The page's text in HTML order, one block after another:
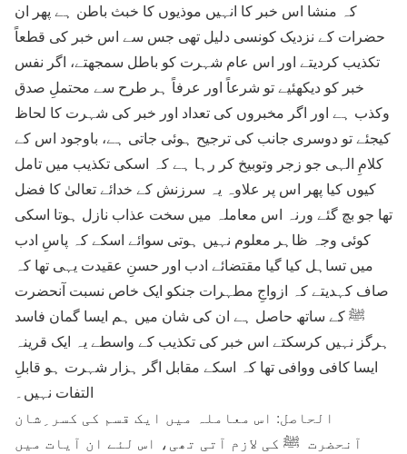
کہ منشا اس خبر کا انہیں موذیوں کا خبث باطن ہے پھر ان
حضرات کے نزدیک کونسی دلیل تھی جس سے اس خبر کی قطعاً
تکذیب کردیتے اور اس عام شہرت کو باطل سمجھتے، اگر نفس
خبر کو دیکھئیے تو شرعاً اور عرفاً ہر طرح سے محتملِ صدق
وکذب ہے اور اگر مخبروں کی تعداد اور خبر کی شہرت کا لحاظ
کیجئے تو دوسری جانب کی ترجیح ہوئی جاتی ہے، باوجود اس کے
کلامِ الہی جو زجر وتوبیخ کر رہا ہے کہ اسکی تکذیب میں تامل
کیوں کیا پھر اس پر علاوہ یہ سرزنش کے خدائے تعالیٰ کا فضل
تھا جو بچ گئے ورنہ اس معاملہ میں سخت عذاب نازل ہوتا اسکی
کوئی وجہ ظاہر معلوم نہیں ہوتی سوائے اسکے کہ پاسِ ادب
میں تساہل کیا گیا مقتضائے ادب اور حسنِ عقیدت یہی تھا کہ
صاف کہدیتے کہ ازواجِ مطہرات جنکو ایک خاص نسبت آنحضرت
ﷺ کے ساتھ حاصل ہے ان کی شان میں ہم ایسا گمان فاسد
ہرگز نہیں کرسکتے اس خبر کی تکذیب کے واسطے یہ ایک قرینہ
ایسا کافی ووافی تھا کہ اسکے مقابل اگر ہزار شہرت ہو قابلِ
التفات نہیں۔
الحاصل: اس معاملہ میں ایک قسم کی کسر ِشان
آنحضرت ﷺ کی لازم آتی تھی، اس لئے ان آیات میں